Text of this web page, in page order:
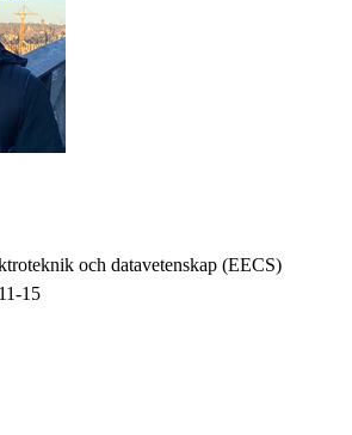
och datavetenskap (EECS)
15